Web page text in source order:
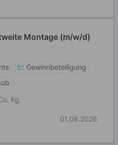
Montage (m/w/d)
Gewinnbeteiligung
Kg
01.08.2026